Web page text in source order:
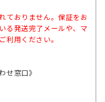
ておりません。保証をお
る発送完了メールや、マ
利用ください。
せ窓口》